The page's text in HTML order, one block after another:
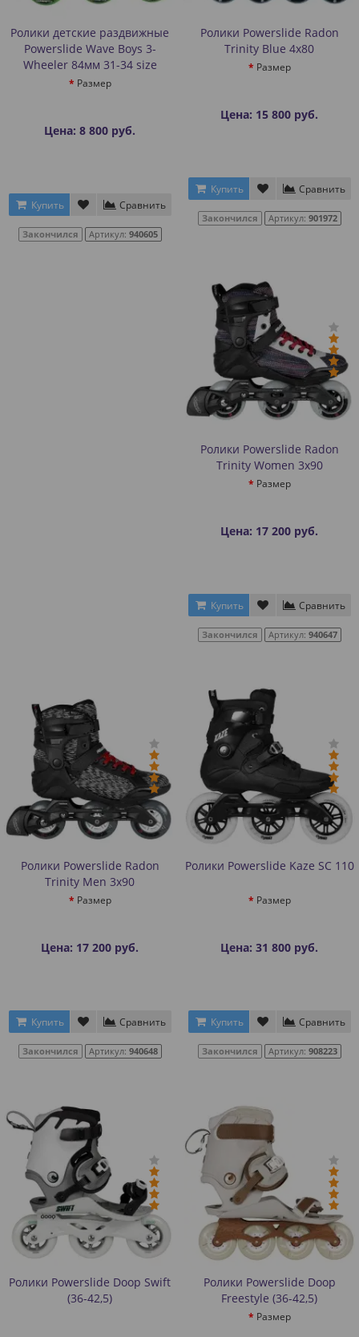
Ролики детские раздвижные
Powerslide Wave Boys 3-
Wheeler 84мм 31-34 size
Размер
Цена: 8 800 руб.
Купить Сравнить
Закончился Артикул: 940605
Ролики Powerslide Radon
Trinity Blue 4x80
Размер
Цена: 15 800 руб.
Купить Сравнить
Закончился Артикул: 901972
Ролики Powerslide Radon
Trinity Women 3x90
Размер
Цена: 17 200 руб.
Купить Сравнить
Закончился Артикул: 940647
Ролики Powerslide Radon
Trinity Men 3x90
Размер
Цена: 17 200 руб.
Купить Сравнить
Закончился Артикул: 940648
Ролики Powerslide Kaze SC 110
Размер
Цена: 31 800 руб.
Купить Сравнить
Закончился Артикул: 908223
Ролики Powerslide Doop Swift
(36-42,5)
Ролики Powerslide Doop
Freestyle (36-42,5)
Размер